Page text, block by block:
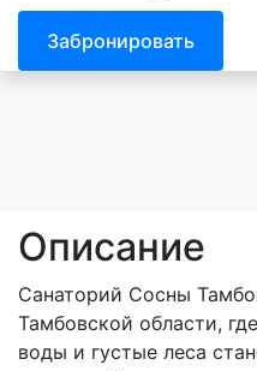
Забронировать
Описание
Санаторий Сосны
Тамбовской области,
воды и густые леса